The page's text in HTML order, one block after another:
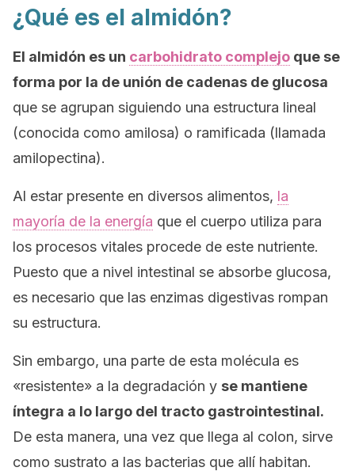
¿Qué es el almidón?
El almidón es un carbohidrato complejo que se
forma por la de unión de cadenas de glucosa
que se agrupan siguiendo una estructura lineal
(conocida como amilosa) o ramificada (llamada
amilopectina).
Al estar presente en diversos alimentos, la
mayoría de la energía que el cuerpo utiliza para
los procesos vitales procede de este nutriente.
Puesto que a nivel intestinal se absorbe glucosa,
es necesario que las enzimas digestivas rompan
su estructura.
Sin embargo, una parte de esta molécula es
«resistente» a la degradación y se mantiene
íntegra a lo largo del tracto gastrointestinal.
De esta manera, una vez que llega al colon, sirve
como sustrato a las bacterias que allí habitan.